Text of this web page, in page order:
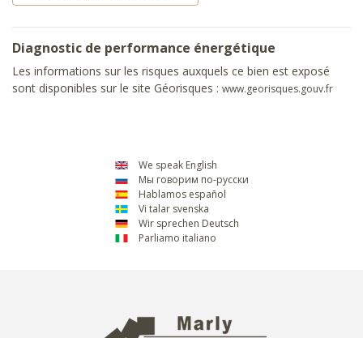
Diagnostic de performance énergétique
Les informations sur les risques auxquels ce bien est exposé
sont disponibles sur le site Géorisques : www.georisques.gouv.fr
We speak English
Мы говорим по-русски
Hablamos español
Vi talar svenska
Wir sprechen Deutsch
Parliamo italiano